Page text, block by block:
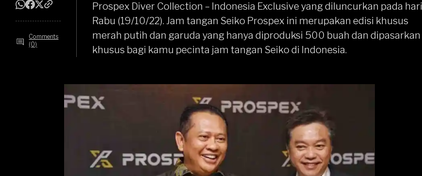
Comments
(0)
Prospex Diver Collection – Indonesia Exclusive yang diluncurkan pada hari
Rabu (19/10/22). Jam tangan Seiko Prospex ini merupakan edisi khusus
merah putih dan garuda yang hanya diproduksi 500 buah dan dipasarkan
khusus bagi kamu pecinta jam tangan Seiko di Indonesia.